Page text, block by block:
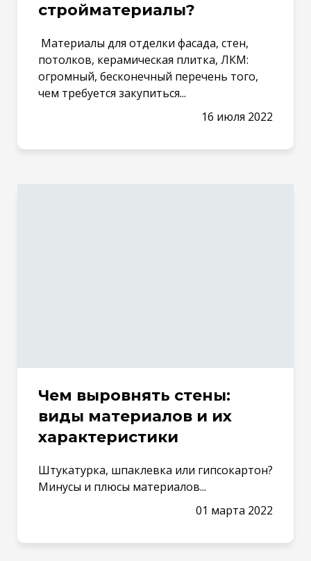
стройматериалы?
Материалы для отделки фасада, стен,
потолков, керамическая плитка, ЛКМ:
огромный, бесконечный перечень того,
чем требуется закупиться...
16 июля 2022
Чем выровнять стены:
виды материалов и их
характеристики
Штукатурка, шпаклевка или гипсокартон?
Минусы и плюсы материалов...
01 марта 2022